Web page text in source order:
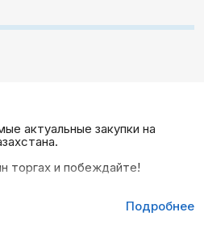
актуальные закупки на
торгах и побеждайте!
Подробнее